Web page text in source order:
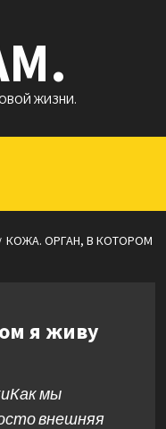
ЖИЗНИ.
КОЖА. ОРГАН, В КОТОРОМ
я живу
мы
внешняя